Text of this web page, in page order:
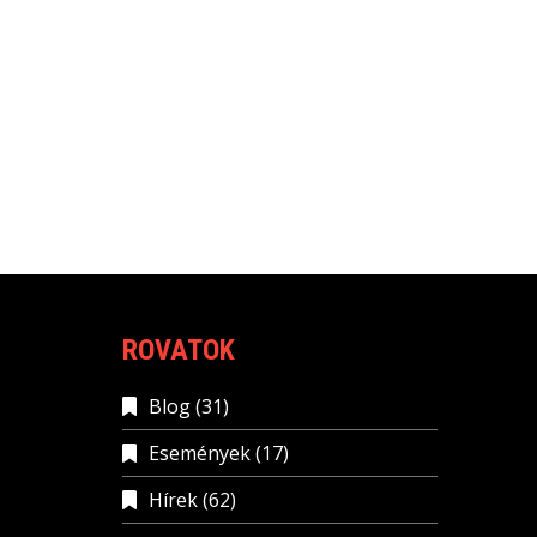
ROVATOK
Blog(31)
Események(17)
Hírek(62)